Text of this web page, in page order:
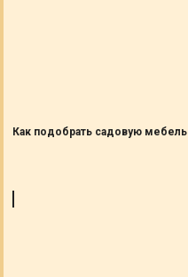
Как подобрать садовую мебель